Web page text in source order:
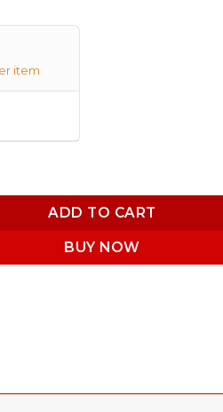
item
ADD TO CART
BUY NOW